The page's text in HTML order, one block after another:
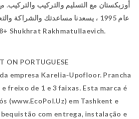
أوزبكستان مع التسليم والتركيب والتركيب.
عام 1995 ، يسعدنا مساعدتك
+998 90317 33 44 Shukhrat Rakhmatullaevich.
ON PORTUGUESE
empresa Karelia-Upofloor. Prancha
freixo de 1 e 3 faixas. Esta marca é
(www.EcoPol.Uz) em Tashkent e
com entrega, instalação e